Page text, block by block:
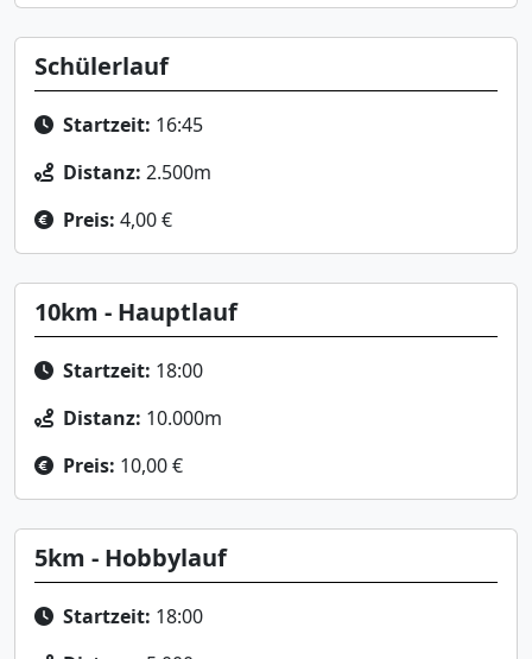
Schülerlauf
Startzeit: 16:45
Distanz: 2.500m
Preis: 4,00 €
10km - Hauptlauf
Startzeit: 18:00
Distanz: 10.000m
Preis: 10,00 €
5km - Hobbylauf
Startzeit: 18:00